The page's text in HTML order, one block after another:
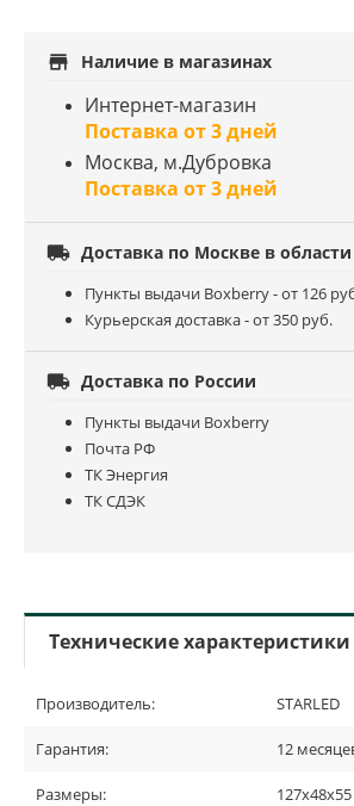
store Наличие в магазинах
Интернет-магазин
Поставка от 3 дней
Москва, м.Дубровка
Поставка от 3 дней
 Доставка по Москве в области
Пункты выдачи Boxberry - от 126
Курьерская доставка - от 350 руб.
 Доставка по России
Пункты выдачи Boxberry
Почта РФ
ТК Энергия
ТК СДЭК
Технические характеристики
Производитель: STARLED
Гарантия: 12
Размеры: